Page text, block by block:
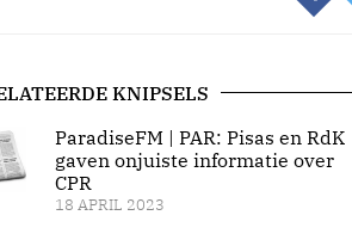
KNIPSELS
ParadiseFM | PAR: Pisas en RdK
gaven onjuiste informatie over
CPR
18 APRIL 2023